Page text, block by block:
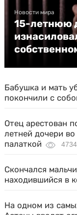
Новости мира
15-летнюю
Бабушка и мать
покончили с
Отец арестован
летней дочери
палаткой
4734
Скончался
находившийся в
На одном из